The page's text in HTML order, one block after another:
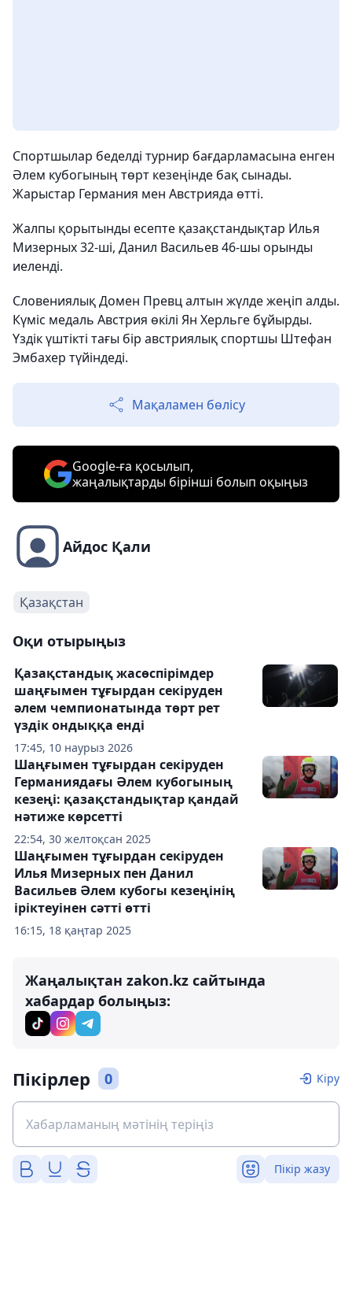
Спортшылар беделді турнир бағдарламасына енген
Әлем кубогының төрт кезеңінде бақ сынады.
Жарыстар Германия мен Австрияда өтті.
Жалпы қорытынды есепте қазақстандықтар Илья
Мизерных 32-ші, Данил Васильев 46-шы орынды
иеленді.
Словениялық Домен Превц алтын жүлде жеңіп алды.
Күміс медаль Австрия өкілі Ян Херльге бұйырды.
Үздік үштікті тағы бір австриялық спортшы Штефан
Эмбахер түйіндеді.
Мақаламен бөлісу
Google-ға қосылып,
жаңалықтарды бірінші болып оқыңыз
Айдос Қали
Қазақстан
Оқи отырыңыз
17:45, 10 наурыз 2026
Қазақстандық жасөспірімдер
шаңғымен тұғырдан секіруден
әлем чемпионатында төрт рет
үздік ондыққа енді
22:54, 30 желтоқсан 2025
Шаңғымен тұғырдан секіруден
Германиядағы Әлем кубогының
кезеңі: қазақстандықтар қандай
нәтиже көрсетті
16:15, 18 қаңтар 2025
Шаңғымен тұғырдан секіруден
Илья Мизерных пен Данил
Васильев Әлем кубогы кезеңінің
іріктеуінен сәтті өтті
Жаңалықтан zakon.kz сайтында
хабардар болыңыз:
Пікірлер 0 Кіру
Пікір жазу